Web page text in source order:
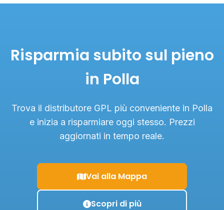
Risparmia subito sul pieno
in Polla
Trova il distributore GPL più conveniente in Polla
e inizia a risparmiare oggi stesso. Prezzi
aggiornati in tempo reale.
Vai alla Mappa
Scopri di più